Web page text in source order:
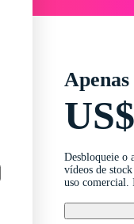
Desbloqueie o
vídeos de
uso comercial.